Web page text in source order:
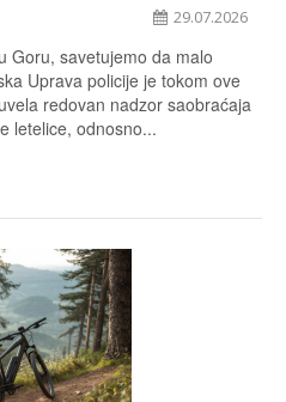
29.07.2026
Goru, savetujemo da malo
Uprava policije je tokom ove
redovan nadzor saobraćaja
letelice, odnosno...